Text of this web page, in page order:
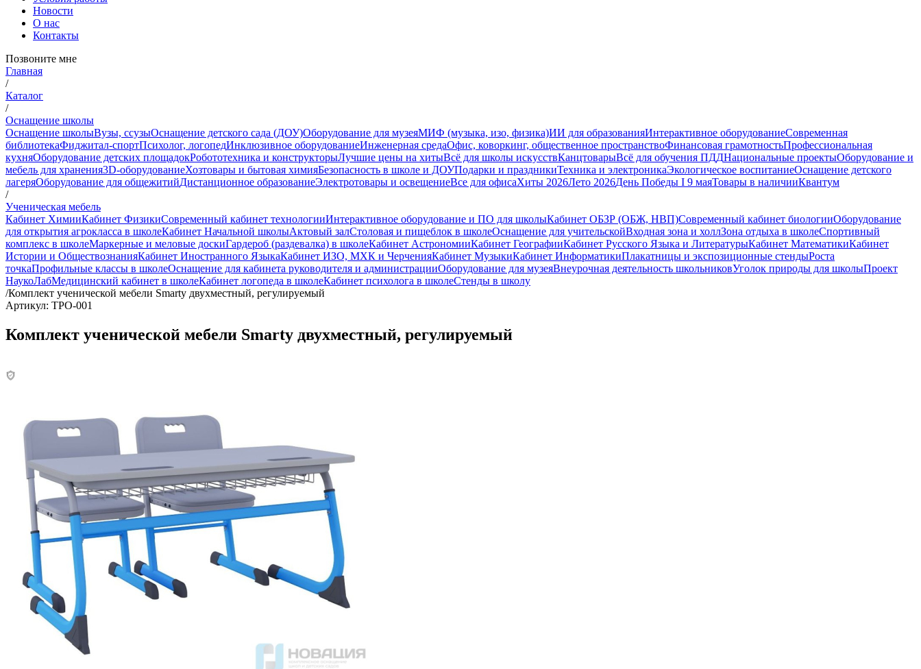
Новости
О нас
Контакты
Позвоните мне
Главная
/
Каталог
/
Оснащение школы
Оснащение школыВузы, ссузыОснащение детского сада (ДОУ)Оборудование для музеяМИФ (музыка, изо, физика)ИИ для образованияИнтерактивное оборудованиеСовременная
библиотекаФиджитал-спортПсихолог, логопедИнклюзивное оборудованиеИнженерная средаОфис, коворкинг, общественное пространствоФинансовая грамотностьПрофессиональная
кухняОборудование детских площадокРобототехника и конструкторыЛучшие цены на хитыВсё для школы искусствКанцтоварыВсё для обучения ПДДНациональные проектыОборудование и
мебель для хранения3D-оборудованиеХозтовары и бытовая химияБезопасность в школе и ДОУПодарки и праздникиТехника и электроникаЭкологическое воспитаниеОснащение детского
лагеряОборудование для общежитийДистанционное образованиеЭлектротовары и освещениеВсе для офисаХиты 2026Лето 2026День Победы I 9 маяТовары в наличииКвантум
/
Ученическая мебель
Кабинет ХимииКабинет ФизикиСовременный кабинет технологииИнтерактивное оборудование и ПО для школыКабинет ОБЗР (ОБЖ, НВП)Современный кабинет биологииОборудование
для открытия агрокласса в школеКабинет Начальной школыАктовый залСтоловая и пищеблок в школеОснащение для учительскойВходная зона и холлЗона отдыха в школеСпортивный
комплекс в школеМаркерные и меловые доскиГардероб (раздевалка) в школеКабинет АстрономииКабинет ГеографииКабинет Русского Языка и ЛитературыКабинет МатематикиКабинет
Истории и ОбществознанияКабинет Иностранного ЯзыкаКабинет ИЗО, МХК и ЧерченияКабинет МузыкиКабинет ИнформатикиПлакатницы и экспозиционные стендыРоста
точкаПрофильные классы в школеОснащение для кабинета руководителя и администрацииОборудование для музеяВнеурочная деятельность школьниковУголок природы для школыПроект
НаукоЛабМедицинский кабинет в школеКабинет логопеда в школеКабинет психолога в школеСтенды в школу
/Комплект ученической мебели Smarty двухместный, регулируемый
Артикул: ТРО-001
Комплект ученической мебели Smarty двухместный, регулируемый